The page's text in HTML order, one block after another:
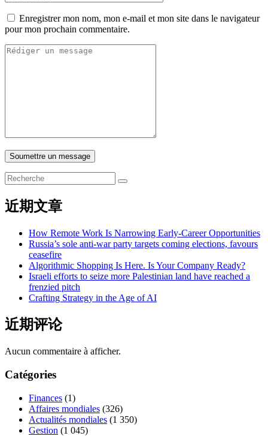
Enregistrer mon nom, mon e-mail et mon site dans le navigateur
pour mon prochain commentaire.
Soumettre un message
近期文章
How Remote Work Is Narrowing Early-Career Opportunities
Russia’s sole anti-war party targets coming elections, favours
ceasefire
Algorithmic Shopping Is Here. Is Your Company Ready?
Israeli efforts to seize more Palestinian land have reached a
frenzied pitch
Crafting Strategy in the Age of AI
近期评论
Aucun commentaire à afficher.
Catégories
Finances (1)
Affaires mondiales (326)
Actualités mondiales (1 350)
Gestion (1 045)